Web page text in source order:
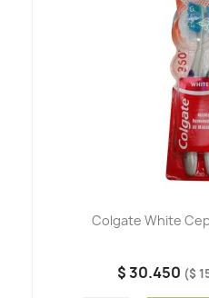
Colgate White
$ 30.450 ($